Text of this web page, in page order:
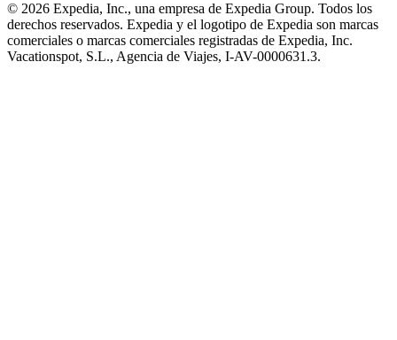
© 2026 Expedia, Inc., una empresa de Expedia Group. Todos los
derechos reservados. Expedia y el logotipo de Expedia son marcas
comerciales o marcas comerciales registradas de Expedia, Inc.
Vacationspot, S.L., Agencia de Viajes, I-AV-0000631.3.